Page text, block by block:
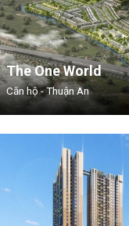
The One World
Căn hộ - Thuận An